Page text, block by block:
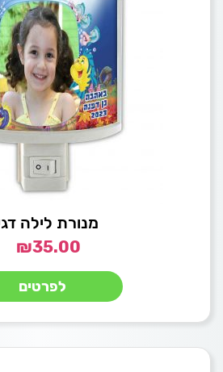
מנורת לילה
₪35.00
לפרטים